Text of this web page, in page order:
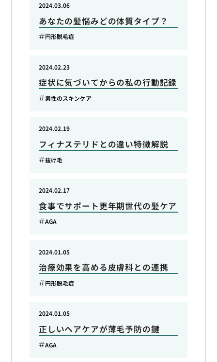
あなたの髪悩みどの体質タイプ？
2024.03.06
円形脱毛症
症状に気づいてからの私の行動記録
2024.02.23
男性のスキンケア
フィナステリドとの違い特徴解説
2024.02.19
抜け毛
食事でサポート更年期世代の髪ケア
2024.02.17
AGA
治療効果を高める皮膚科との連携
2024.01.05
円形脱毛症
正しいヘアケアが薄毛予防の鍵
2024.01.05
AGA